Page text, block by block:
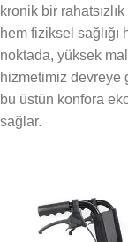
kronik bir
hem fiziksel
noktada, yüksek
hizmetimiz devreye
bu üstün konfora
sağlar.